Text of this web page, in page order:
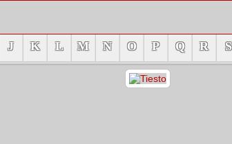
J K L M N O P Q R S